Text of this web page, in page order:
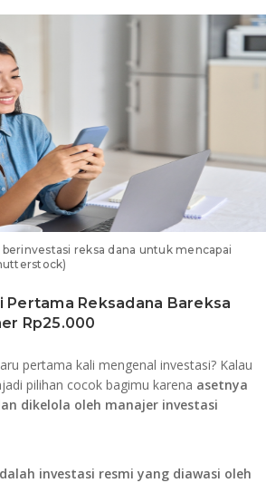
reksa dana untuk mencapai
Pertama Reksadana Bareksa
Rp25.000
pertama kali mengenal investasi? Kalau
pilihan cocok bagimu karena asetnya
dikelola oleh manajer investasi
investasi resmi yang diawasi oleh